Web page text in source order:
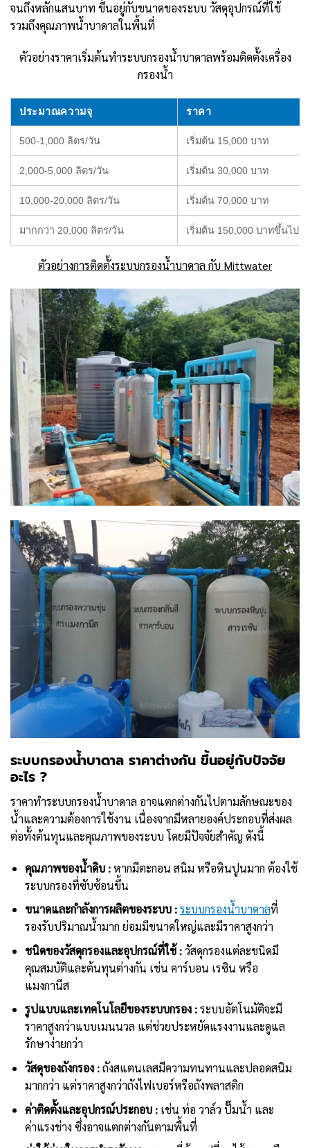
จนถึงหลักแสนบาท ขึ้นอยู่กับขนาดของระบบ วัสดุอุปกรณ์ที่ใช้
รวมถึงคุณภาพน้ำบาดาลในพื้นที่
ตัวอย่างราคาเริ่มต้นทำระบบกรองน้ำบาดาลพร้อมติดตั้งเครื่อง
กรองน้ำ
ประมาณความจุ ราคา
500-1,000 ลิตร/วัน เริ่มต้น 15,000 บาท
2,000-5,000 ลิตร/วัน เริ่มต้น 30,000 บาท
10,000-20,000 ลิตร/วัน เริ่มต้น 70,000 บาท
มากกว่า 20,000 ลิตร/วัน เริ่มต้น 150,000 บาทขึ้นไป
ตัวอย่างการติดตั้งระบบกรองน้ำบาดาล กับ Mittwater
ระบบกรองน้ำบาดาล ราคาต่างกัน ขึ้นอยู่กับปัจจัย
อะไร ?
ราคาทำระบบกรองน้ำบาดาล อาจแตกต่างกันไปตามลักษณะของ
น้ำและความต้องการใช้งาน เนื่องจากมีหลายองค์ประกอบที่ส่งผล
ต่อทั้งต้นทุนและคุณภาพของระบบ โดยมีปัจจัยสำคัญ ดังนี้
คุณภาพของน้ำดิบ :หากมีตะกอน สนิม หรือหินปูนมาก ต้องใช้
ระบบกรองที่ซับซ้อนขึ้น
ขนาดและกำลังการผลิตของระบบ :ระบบกรองน้ำบาดาลที่
รองรับปริมาณน้ำมาก ย่อมมีขนาดใหญ่และมีราคาสูงกว่า
ชนิดของวัสดุกรองและอุปกรณ์ที่ใช้ :วัสดุกรองแต่ละชนิดมี
คุณสมบัติและต้นทุนต่างกัน เช่น คาร์บอน เรซิน หรือ
แมงกานีส
รูปแบบและเทคโนโลยีของระบบกรอง :ระบบอัตโนมัติจะมี
ราคาสูงกว่าแบบเมนนวล แต่ช่วยประหยัดแรงงานและดูแล
รักษาง่ายกว่า
วัสดุของถังกรอง :ถังสแตนเลสมีความทนทานและปลอดสนิม
มากกว่า แต่ราคาสูงกว่าถังไฟเบอร์หรือถังพลาสติก
ค่าติดตั้งและอุปกรณ์ประกอบ : เช่น ท่อ วาล์ว ปั๊มน้ำ และ
ค่าแรงช่าง ซึ่งอาจแตกต่างกันตามพื้นที่